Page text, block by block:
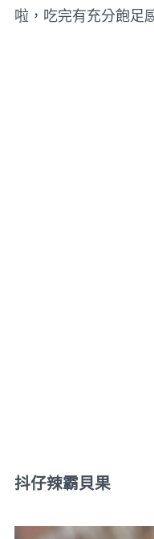
啦，吃完有充分飽足
抖仔辣霸貝果